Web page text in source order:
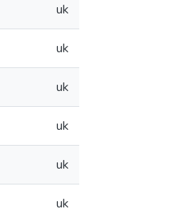
uk
uk
uk
uk
uk
uk